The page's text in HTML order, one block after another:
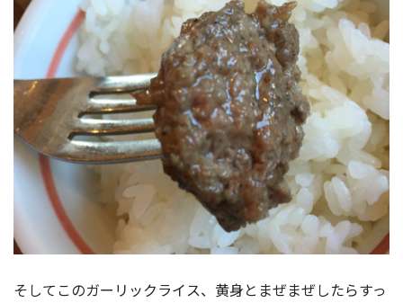
そしてこのガーリックライス、黄身とまぜまぜしたらすっ